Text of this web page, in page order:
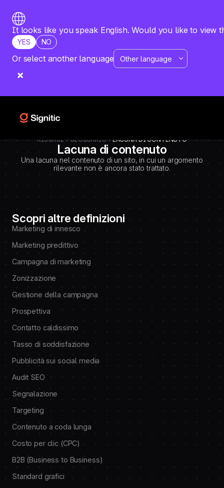
DEBUT CODE E - TEMPLATE CMS DEFINITIONS / LEXIQUE
Emplacement Webflow: Template CMS Definitions > Page settings >
Custom code > Inside tag
It looks like you speak English. Would you like to view
YES NO
Or select another language
RISORSE GLOSSARIO LACUNA DI CONTENUTO
Lacuna di contenuto
Una lacuna nel contenuto di un sito, in cui un argomento
rilevante non è ancora stato trattato.
Scopri altre definizioni
Marketing di innesco
Marketing predittivo
Campagna di marketing
Zonizzazione
Gestione della campagna
Prospettiva
Contatto caldissimo
Tasso di soddisfazione
Pubblicità sui social media
Audit SEO
Segnalazione
Targeting
Contenuto a coda lunga
Costo per clic (CPC)
B2B (Business to Business)
Standard grafici